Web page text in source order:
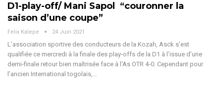
D1-play-off/ Mani Sapol “couronner la
saison d’une coupe”
Felix Kalepe 24 Juin 2021
L’association sportive des conducteurs de la Kozah, Asck s'est
qualifiée ce mercredi à la finale des play-offs de la D1 à l'issue d'une
demi-finale retour bien maîtrisée face à l'As OTR 4-0. Cependant pour
l’ancien International togolais,…